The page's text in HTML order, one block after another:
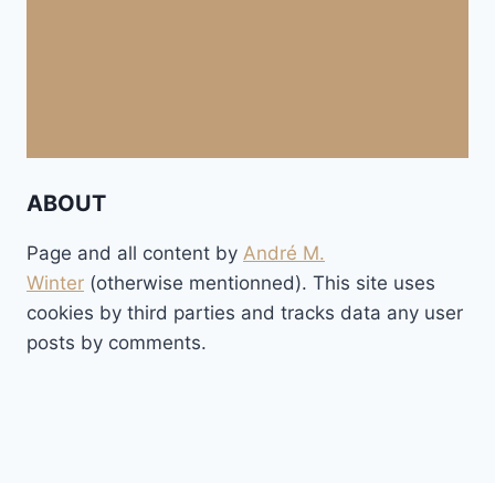
ABOUT
Page and all content by André M.
Winter (otherwise mentionned). This site uses
cookies by third parties and tracks data any user
posts by comments.